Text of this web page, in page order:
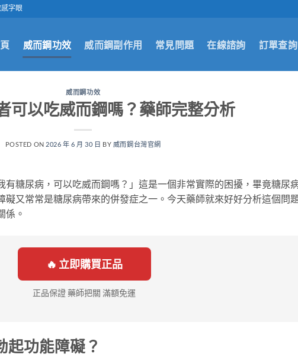
字眼
威而鋼功效 威而鋼副作用 常見問題 在線諮詢 訂單查詢
威而鋼功效
可以吃威而鋼嗎？藥師完整分析
POSTED ON 2026 年 6 月 30 日 BY 威而鋼台灣官網
有糖尿病，可以吃威而鋼嗎？」這是一個非常實際的困擾，畢竟糖尿
又常常是糖尿病帶來的併發症之一。今天藥師就來好好分析這個問
係。
🔥 立即購買正品
正品保證 藥師把關 滿額免運
起功能障礙？